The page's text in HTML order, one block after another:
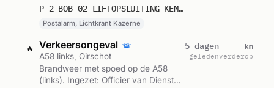
Postalarm, Lichtkrant Kazerne.
P 2 BOB-02 LIFTOPSLUITING KEMPENHAEVE VZH KOESTRAAT OIRSCHOT 223841
Postalarm, Lichtkrant Kazerne
🔥 Verkeersongeval
A58 links, Oirschot
Brandweer met spoed op de A58
(links). Ingezet: Officier van Dienst
5 dagen
geleden
km
verderop